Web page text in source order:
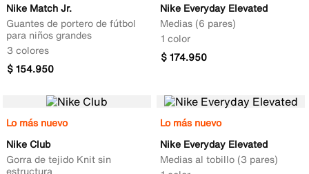
Nike Match Jr.
Guantes de portero de fútbol
para niños grandes
3 colores
$154.950
Nike Everyday Elevated
Medias (6 pares)
1 color
$174.950
Lo más nuevo
Nike Club
Gorra de tejido Knit sin
estructura
Lo más nuevo
Nike Everyday Elevated
Medias al tobillo (3 pares)